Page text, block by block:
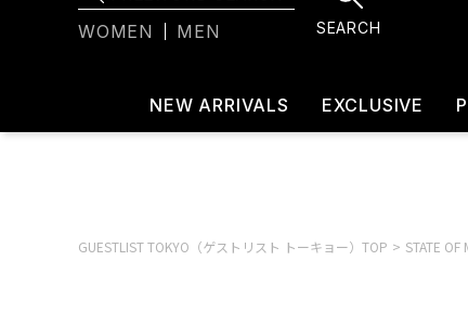
WOMEN MEN SEARCH
NEW ARRIVALS EXCLUSIVE
GUESTLIST TOKYO（ゲストリスト トーキョー）TOP STATE